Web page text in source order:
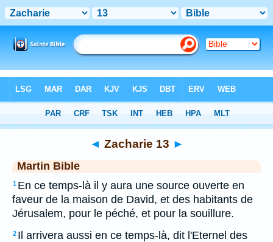
> Zacharie 13
◄ Zacharie 13 ►
Martin Bible
1 En ce temps-là il y aura une source ouverte en
faveur de la maison de David, et des habitants de
Jérusalem, pour le péché, et pour la souillure.
2 Il arrivera aussi en ce temps-là, dit l'Eternel des